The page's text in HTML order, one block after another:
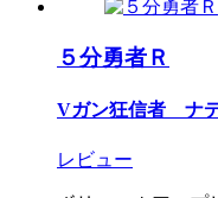
５分勇者Ｒ
Vガン狂信者 ナ
レビュー